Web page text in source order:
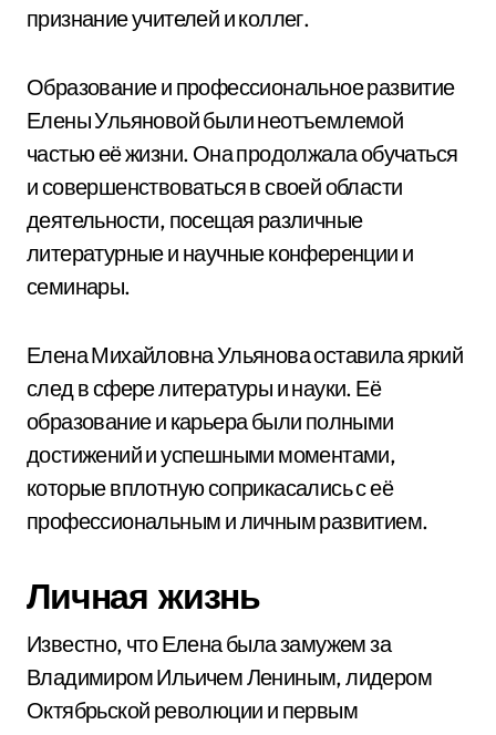
признание учителей и коллег.
Образование и профессиональное развитие
Елены Ульяновой были неотъемлемой
частью её жизни. Она продолжала обучаться
и совершенствоваться в своей области
деятельности, посещая различные
литературные и научные конференции и
семинары.
Елена Михайловна Ульянова оставила яркий
след в сфере литературы и науки. Её
образование и карьера были полными
достижений и успешными моментами,
которые вплотную соприкасались с её
профессиональным и личным развитием.
Личная жизнь
Известно, что Елена была замужем за
Владимиром Ильичем Лениным, лидером
Октябрьской революции и первым